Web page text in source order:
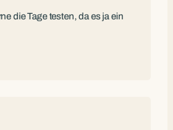
die Tage testen, da es ja ein